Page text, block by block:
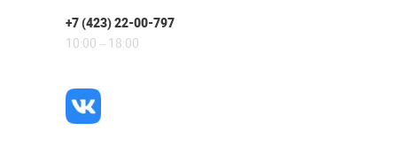
+7 (423) 22-00-797
10:00 – 18:00